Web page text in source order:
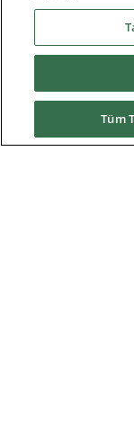
Yüklemeler
Tüm